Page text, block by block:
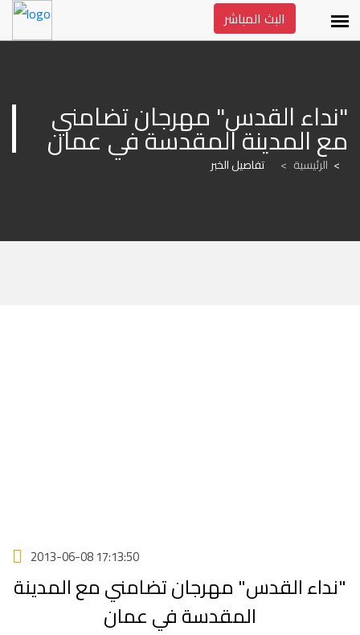
البث المباشر
مع المدينة المقدسة في عمان
الرئيسية > تفاصيل الخبر
2013-06-08 17:13:50
"نداء القدس" مهرجان تضامني مع المدينة
المقدسة في عمان